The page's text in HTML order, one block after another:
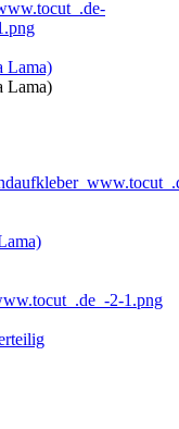
Lama)
Lama)